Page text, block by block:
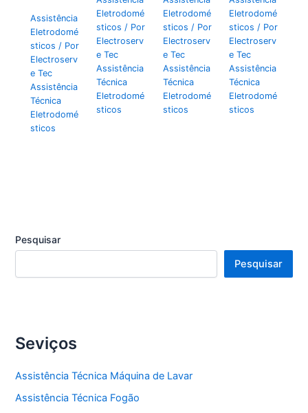
Assistência
Eletrodomé
sticos / Por
Electroserv
e Tec
Assistência
Técnica
Eletrodomé
sticos
Eletrodomé
sticos / Por
Electroserv
e Tec
Assistência
Técnica
Eletrodomé
sticos
Eletrodomé
sticos / Por
Electroserv
e Tec
Assistência
Técnica
Eletrodomé
sticos
Eletrodomé
sticos / Por
Electroserv
e Tec
Assistência
Técnica
Eletrodomé
sticos
Pesquisar
Pesquisar
Seviços
Assistência Técnica Máquina de Lavar
Assistência Técnica Fogão